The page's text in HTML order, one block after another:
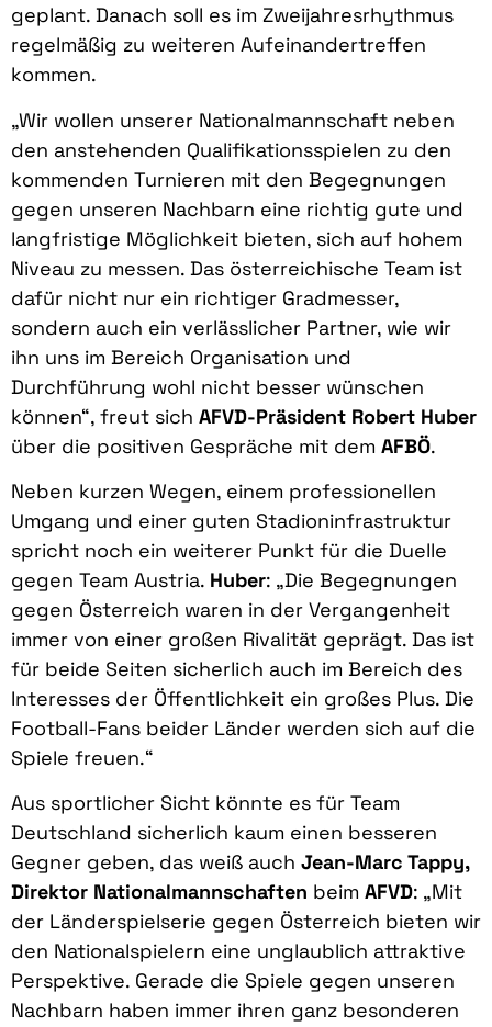
geplant. Danach soll es im Zweijahresrhythmus
regelmäßig zu weiteren Aufeinandertreffen
kommen.
„Wir wollen unserer Nationalmannschaft neben
den anstehenden Qualifikationsspielen zu den
kommenden Turnieren mit den Begegnungen
gegen unseren Nachbarn eine richtig gute und
langfristige Möglichkeit bieten, sich auf hohem
Niveau zu messen. Das österreichische Team ist
dafür nicht nur ein richtiger Gradmesser,
sondern auch ein verlässlicher Partner, wie wir
ihn uns im Bereich Organisation und
Durchführung wohl nicht besser wünschen
können“, freut sich AFVD-Präsident Robert Huber
über die positiven Gespräche mit dem AFBÖ.
Neben kurzen Wegen, einem professionellen
Umgang und einer guten Stadioninfrastruktur
spricht noch ein weiterer Punkt für die Duelle
gegen Team Austria. Huber: „Die Begegnungen
gegen Österreich waren in der Vergangenheit
immer von einer großen Rivalität geprägt. Das ist
für beide Seiten sicherlich auch im Bereich des
Interesses der Öffentlichkeit ein großes Plus. Die
Football-Fans beider Länder werden sich auf die
Spiele freuen.“
Aus sportlicher Sicht könnte es für Team
Deutschland sicherlich kaum einen besseren
Gegner geben, das weiß auch Jean-Marc Tappy,
Direktor Nationalmannschaften beim AFVD: „Mit
der Länderspielserie gegen Österreich bieten wir
den Nationalspielern eine unglaublich attraktive
Perspektive. Gerade die Spiele gegen unseren
Nachbarn haben immer ihren ganz besonderen